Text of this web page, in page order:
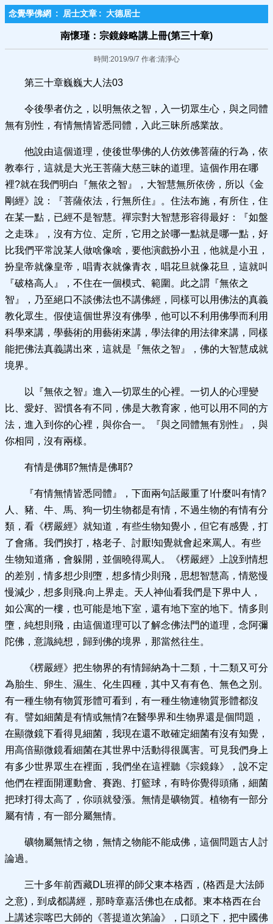
念覺學佛網 : 居士文章 : 大德居士
南懷瑾：宗鏡錄略講上冊(第三十章)
時間:2019/9/7 作者:清淨心
第三十章巍巍大人法03
令後學者仿之，以明無依之智，入一切眾生心，與之同體
無有別性，有情無情皆悉同體，入此三昧所感業故。
他說由這個道理，使後世學佛的人仿效佛菩薩的行為，依
教奉行，這就是大光王菩薩大慈三昧的道理。這個作用在哪
裡?就在我們明白『無依之智』，大智慧無所依傍，所以《金
剛經》說：『菩薩依法，行無所住』。住法布施，有所住，住
在某一點，已經不是智慧。禪宗對大智慧形容得最好：『如盤
之走珠』，沒有方位、定所，它用之於哪一點就是哪一點，好
比我們平常說某人做啥像啥，要他演戲扮小丑，他就是小丑，
扮皇帝就像皇帝，唱青衣就像青衣，唱花旦就像花旦，這就叫
『破格高人』，不住在一個模式、範圍。此之謂『無依之
智』，乃至絕口不談佛法也不講佛經，同樣可以用佛法的真義
教化眾生。假使這個世界沒有佛學，他可以不利用佛學而利用
科學來講，學藝術的用藝術來講，學法律的用法律來講，同樣
能把佛法真義講出來，這就是『無依之智』，佛的大智慧成就
境界。
以『無依之智』進入—切眾生的心裡。一切人的心理變
比、愛好、習慣各有不同，佛是大教育家，他可以用不同的方
法，進入到你的心裡，與你合一。『與之同體無有別性』，與
你相同，沒有兩樣。
有情是佛耶?無情是佛耶?
『有情無情皆悉同體』，下面兩句話嚴重了!什麼叫有情?
人、豬、牛、馬、狗一切生物都是有情，不過生物的有情有分
類，看《楞嚴經》就知道，有些生物知覺小，但它有感覺，打
了會痛。我們挨打，格老子、討厭!知覺就會起來罵人。有些
生物知道痛，會躲開，並個曉得罵人。《楞嚴經》上說到情想
的差別，情多想少則墮，想多情少則飛，思想智慧高，情慾慢
慢減少，想多則飛.向上界走。天人神仙看我們是下界中人，
如公寓的一樓，也可能是地下室，還有地下室的地下。情多則
墮，純想則飛，由這個道理可以了解念佛法門的道理，念阿彌
陀佛，意識純想，歸到佛的境界，那當然往生。
《楞嚴經》把生物界的有情歸納為十二類，十二類又可分
為胎生、卵生、濕生、化生四種，其中又有有色、無色之別。
有一種生物有物質形體可看到，有一種生物連物質形體都沒
有。譬如細菌是有情或無情?在醫學界和生物界還是個問題，
在顯微鏡下看得見細菌，我現在還不敢確定細菌有沒有知覺，
用高倍顯微鏡看細菌在其世界中活動得很厲害。可見我們身上
有多少世界眾生在裡面，我們坐在這裡聽《宗鏡錄》，說不定
他們在裡面開運動會、賽跑、打籃球，有時你覺得頭痛，細菌
把球打得太高了，你頭就發漲。無情是礦物質。植物有一部分
屬有情，有一部分屬無情。
礦物屬無情之物，無情之物能不能成佛，這個問題古人討
論過。
三十多年前西藏DL班禪的師父東本格西，(格西是大法師
之意)，到成都講經，那時章嘉活佛也在成都。東本格西在台
上講述宗喀巴大師的《菩提道次第論》，口頭之下，把中國佛